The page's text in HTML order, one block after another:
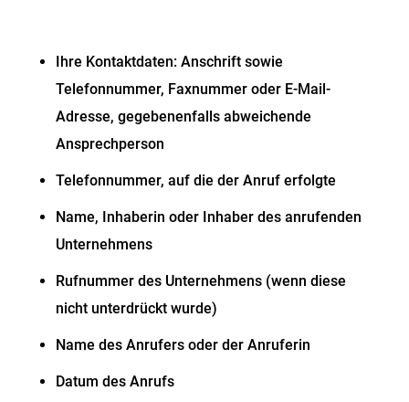
Ihre Kontaktdaten: Anschrift sowie
Telefonnummer, Faxnummer oder E-Mail-
Adresse, gegebenenfalls abweichende
Ansprechperson
Telefonnummer, auf die der Anruf erfolgte
Name, Inhaberin oder Inhaber des anrufenden
Unternehmens
Rufnummer des Unternehmens (wenn diese
nicht unterdrückt wurde)
Name des Anrufers oder der Anruferin
Datum des Anrufs